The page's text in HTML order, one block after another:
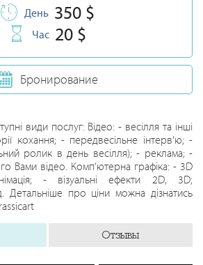
День 350 $
Час 20 $
Бронирование
види послуг: Відео: - весілля та інші
кохання; - передвесільне інтерв’ю; -
ролик в день весілля); - реклама; -
Вами відео. Комп’ютерна графіка: - 3D
- візуальні ефекти 2D, 3D;
Детальніше про ціни можна дізнатись
Отзывы